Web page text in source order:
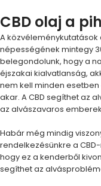
CBD olaj a
A
népességének mintegy
belegondolunk, hogy a
éjszakai kialvatlanság,
nem kell minden
akar. A CBD segíthet az
az alvászavaros
Habár még mindig
rendelkezésünkre a
hogy ez a kenderből
segíthet az